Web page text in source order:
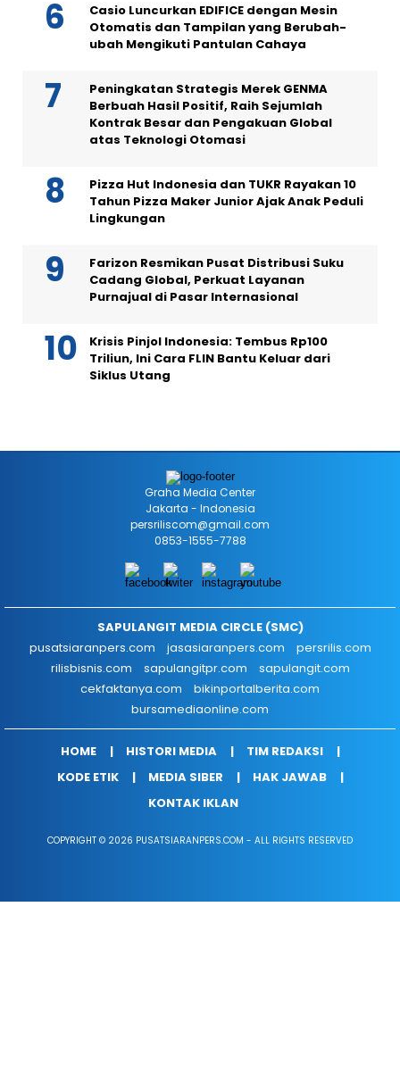
Casio Luncurkan EDIFICE dengan Mesin
Otomatis dan Tampilan yang Berubah-
ubah Mengikuti Pantulan Cahaya
Peningkatan Strategis Merek GENMA
Berbuah Hasil Positif, Raih Sejumlah
Kontrak Besar dan Pengakuan Global
atas Teknologi Otomasi
Pizza Hut Indonesia dan TUKR Rayakan 10
Tahun Pizza Maker Junior Ajak Anak Peduli
Lingkungan
Farizon Resmikan Pusat Distribusi Suku
Cadang Global, Perkuat Layanan
Purnajual di Pasar Internasional
Krisis Pinjol Indonesia: Tembus Rp100
Triliun, Ini Cara FLIN Bantu Keluar dari
Siklus Utang
Graha Media Center
Jakarta - Indonesia
persriliscom@gmail.com
0853-1555-7788
SAPULANGIT MEDIA CIRCLE (SMC)
pusatsiaranpers.com
jasasiaranpers.com
persrilis.com
rilisbisnis.com
sapulangitpr.com
sapulangit.com
cekfaktanya.com
bikinportalberita.com
bursamediaonline.com
HOME HISTORI MEDIA
TIM REDAKSI
KODE ETIK
MEDIA SIBER
HAK JAWAB
KONTAK IKLAN
COPYRIGHT © 2026 PUSATSIARANPERS.COM - ALL RIGHTS RESERVED